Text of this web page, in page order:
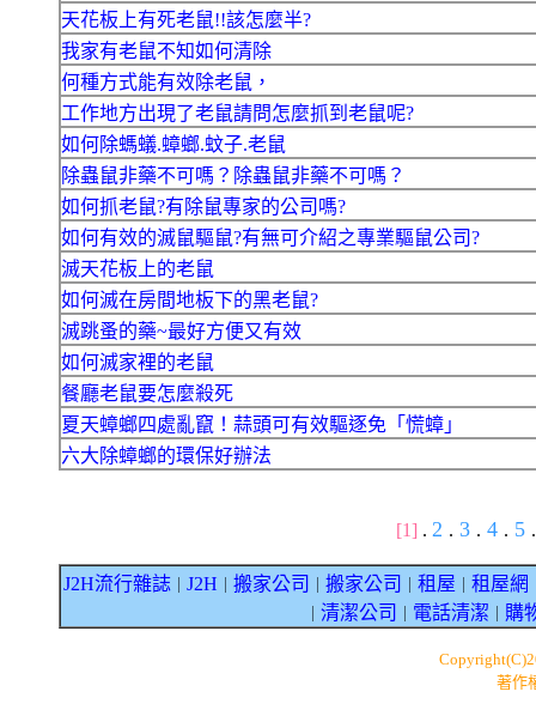
天花板上有死老鼠!!該怎麼半?
我家有老鼠不知如何清除
何種方式能有效除老鼠，
工作地方出現了老鼠請問怎麼抓到老鼠呢?
如何除螞蟻.蟑螂.蚊子.老鼠
除蟲鼠非藥不可嗎？除蟲鼠非藥不可嗎？
如何抓老鼠?有除鼠專家的公司嗎?
如何有效的滅鼠驅鼠?有無可介紹之專業驅鼠公司?
滅天花板上的老鼠
如何滅在房間地板下的黑老鼠?
滅跳蚤的藥~最好方便又有效
如何滅家裡的老鼠
餐廳老鼠要怎麼殺死
夏天蟑螂四處亂竄！蒜頭可有效驅逐免「慌蟑」
六大除蟑螂的環保好辦法
[1] . 2 . 3 . 4 . 5 .
J2H流行雜誌 J2H 搬家公司 搬家公司 租屋 租屋網
清潔公司 電話清潔 購
著作